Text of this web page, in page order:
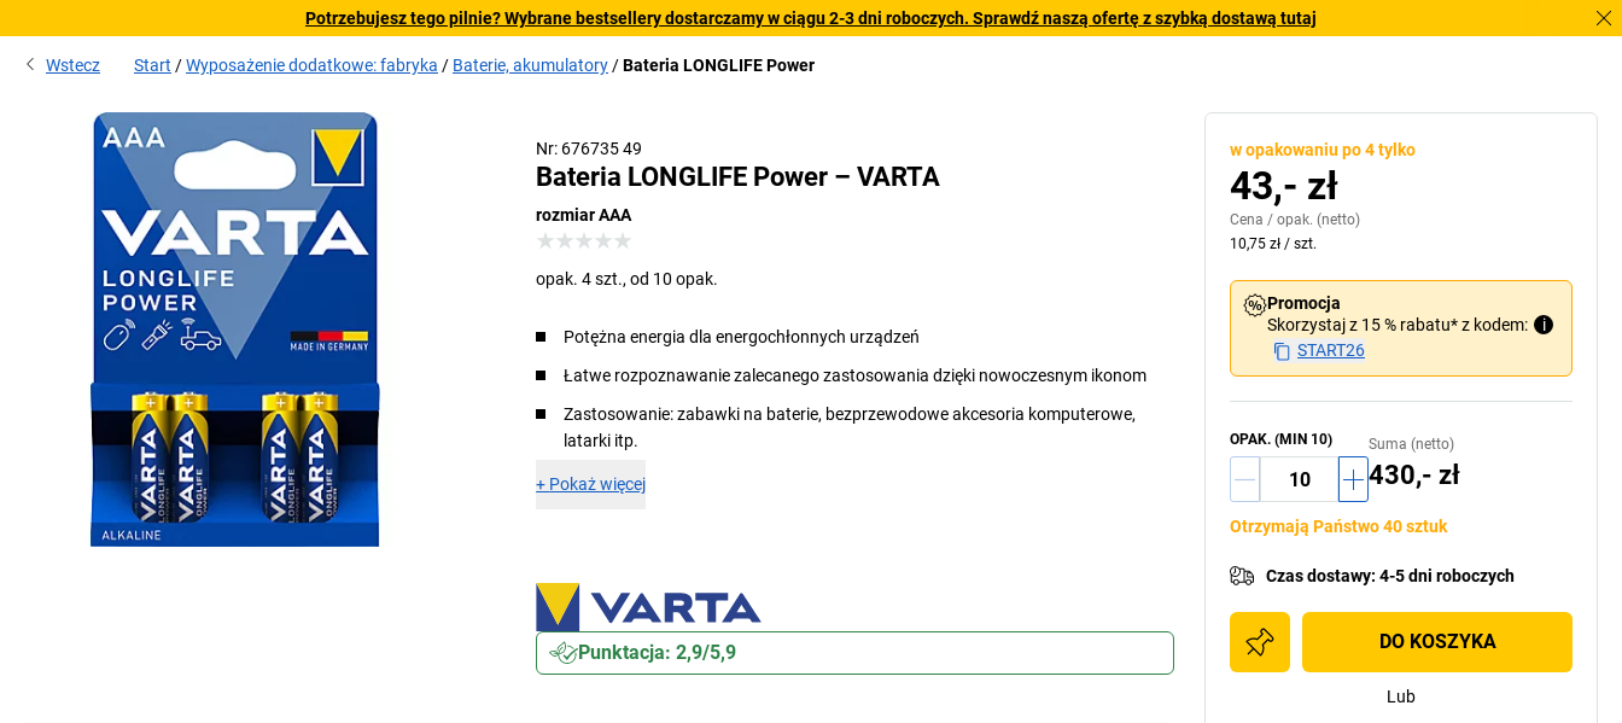
Potrzebujesz tego pilnie? Wybrane bestsellery dostarczamy w ciągu 2-3 dni roboczych. Sprawdź naszą ofertę z szybką dostawą tutaj
Wstecz Start Wyposażenie dodatkowe: fabryka Baterie, akumulatory Bateria LONGLIFE Power
Nr: 676735 49
Bateria LONGLIFE Power – VARTA
rozmiar AAA
opak. 4 szt., od 10 opak.
Potężna energia dla energochłonnych urządzeń
Łatwe rozpoznawanie zalecanego zastosowania dzięki nowoczesnym ikonom
Zastosowanie: zabawki na baterie, bezprzewodowe akcesoria komputerowe,
latarki itp.
+ Pokaż więcej
Punktacja: 2,9/5,9
w opakowaniu po 4 tylko
43,- zł
Cena / opak. (netto)
10,75 zł / szt.
Promocja
Skorzystaj z 15 % rabatu* z kodem:
i
START26
OPAK. (MIN 10) Suma (netto)
430,- zł
Otrzymają Państwo 40 sztuk
Czas dostawy: 4-5 dni roboczych
DO KOSZYKA
Lub